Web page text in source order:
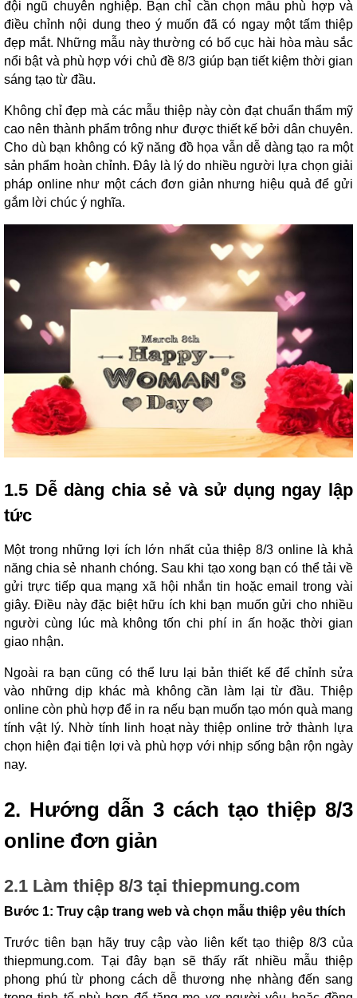
đội ngũ chuyên nghiệp. Bạn chỉ cần chọn mẫu phù hợp và
điều chỉnh nội dung theo ý muốn đã có ngay một tấm thiệp
đẹp mắt. Những mẫu này thường có bố cục hài hòa màu sắc
nổi bật và phù hợp với chủ đề 8/3 giúp bạn tiết kiệm thời gian
sáng tạo từ đầu.
Không chỉ đẹp mà các mẫu thiệp này còn đạt chuẩn thẩm mỹ
cao nên thành phẩm trông như được thiết kế bởi dân chuyên.
Cho dù bạn không có kỹ năng đồ họa vẫn dễ dàng tạo ra một
sản phẩm hoàn chỉnh. Đây là lý do nhiều người lựa chọn giải
pháp online như một cách đơn giản nhưng hiệu quả để gửi
gắm lời chúc ý nghĩa.
1.5 Dễ dàng chia sẻ và sử dụng ngay lập
tức
Một trong những lợi ích lớn nhất của thiệp 8/3 online là khả
năng chia sẻ nhanh chóng. Sau khi tạo xong bạn có thể tải về
gửi trực tiếp qua mạng xã hội nhắn tin hoặc email trong vài
giây. Điều này đặc biệt hữu ích khi bạn muốn gửi cho nhiều
người cùng lúc mà không tốn chi phí in ấn hoặc thời gian
giao nhận.
Ngoài ra bạn cũng có thể lưu lại bản thiết kế để chỉnh sửa
vào những dịp khác mà không cần làm lại từ đầu. Thiệp
online còn phù hợp để in ra nếu bạn muốn tạo món quà mang
tính vật lý. Nhờ tính linh hoạt này thiệp online trở thành lựa
chọn hiện đại tiện lợi và phù hợp với nhịp sống bận rộn ngày
nay.
2. Hướng dẫn 3 cách tạo thiệp 8/3
online đơn giản
2.1 Làm thiệp 8/3 tại thiepmung.com
Bước 1: Truy cập trang web và chọn mẫu thiệp yêu thích
Trước tiên bạn hãy truy cập vào liên kết tạo thiệp 8/3 của
thiepmung.com. Tại đây bạn sẽ thấy rất nhiều mẫu thiệp
phong phú từ phong cách dễ thương nhẹ nhàng đến sang